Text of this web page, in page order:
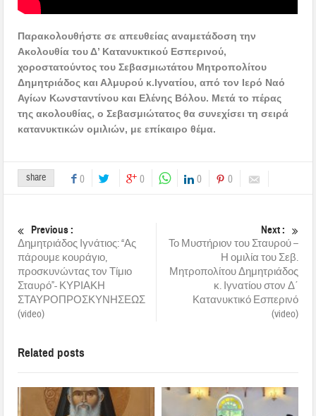
Παρακολουθήστε σε απευθείας αναμετάδοση την
Ακολουθία του Δ’ Κατανυκτικού Εσπερινού,
χοροστατούντος του Σεβασμιωτάτου Μητροπολίτου
Δημητριάδος και Αλμυρού κ.Ιγνατίου, από τον Ιερό Ναό
Αγίων Κωνσταντίνου και Ελένης Βόλου. Μετά το πέρας
της ακολουθίας, ο Σεβασμιώτατος θα συνεχίσει τη σειρά
κατανυκτικών ομιλιών, με επίκαιρο θέμα.
share 0 0 0 0
Previous :
Δημητριάδος Ιγνάτιος: “Ας
πάρουμε κουράγιο,
προσκυνώντας τον Τίμιο
Σταυρό”- ΚΥΡΙΑΚΗ
ΣΤΑΥΡΟΠΡΟΣΚΥΝΗΣΕΩΣ
(video)
Next :
Το Μυστήριον του Σταυρού –
Η ομιλία του Σεβ.
Μητροπολίτου Δημητριάδος
κ. Ιγνατίου στον Δ΄
Κατανυκτικό Εσπερινό
(video)
Related posts